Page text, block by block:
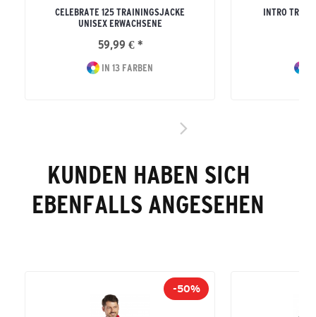
CELEBRATE 125 TRAININGSJACKE
UNISEX ERWACHSENE
59,99 € *
IN 13 FARBEN
INTRO
KUNDEN HABEN SICH
EBENFALLS ANGESEHEN
-50%